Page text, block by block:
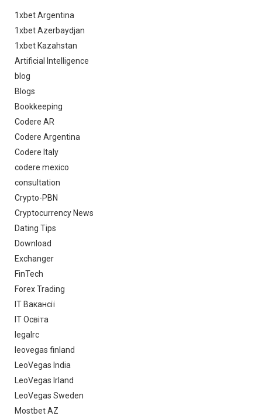
1xbet Argentina
1xbet Azerbaydjan
1xbet Kazahstan
Artificial Intelligence
blog
Blogs
Bookkeeping
Codere AR
Codere Argentina
Codere Italy
codere mexico
consultation
Crypto-PBN
Cryptocurrency News
Dating Tips
Download
Exchanger
FinTech
Forex Trading
IT Вакансії
IT Освіта
legalrc
leovegas finland
LeoVegas India
LeoVegas Irland
LeoVegas Sweden
Mostbet AZ